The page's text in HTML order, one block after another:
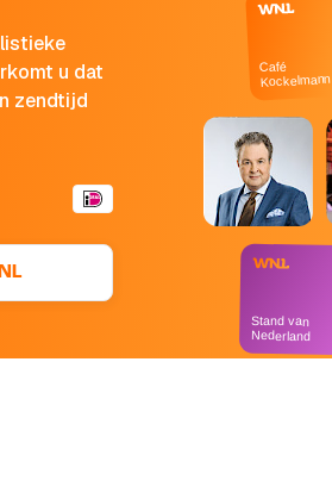
u dat
zendtijd
Stand van
Nederland
Café
Kockelmann